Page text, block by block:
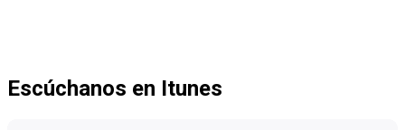
Escúchanos en Itunes